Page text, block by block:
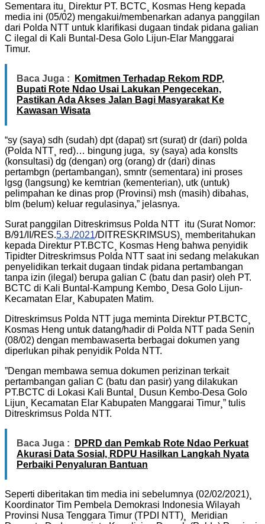
Sementara itu¸ Direktur PT. BCTC¸ Kosmas Heng kepada
media ini (05/02) mengakui/membenarkan adanya panggilan
dari Polda NTT untuk klarifikasi dugaan tindak pidana galian
C ilegal di Kali Buntal-Desa Golo Lijun-Elar Manggarai
Timur.
Baca Juga :
Komitmen Terhadap Rekom RDP,
Bupati Rote Ndao Usai Lakukan Pengecekan,
Pastikan Ada Akses Jalan Bagi Masyarakat Ke
Kawasan Wisata
“sy (saya) sdh (sudah) dpt (dapat) srt (surat) dr (dari) polda
(Polda NTT¸ red)… bingung juga, sy (saya) ada konslts
(konsultasi) dg (dengan) org (orang) dr (dari) dinas
pertambgn (pertambangan), smntr (sementara) ini proses
lgsg (langsung) ke kemtrian (kementerian), utk (untuk)
pelimpahan ke dinas prop (Provinsi) msh (masih) dibahas,
blm (belum) keluar regulasinya,” jelasnya.
Surat panggilan Ditreskrimsus Polda NTT itu (Surat Nomor:
B/91/II/RES.5.3./2021/DITRESKRIMSUS)¸ memberitahukan
kepada Direktur PT.BCTC¸ Kosmas Heng bahwa penyidik
Tipidter Ditreskrimsus Polda NTT saat ini sedang melakukan
penyelidikan terkait dugaan tindak pidana pertambangan
tanpa izin (ilegal) berupa galian C (batu dan pasir) oleh PT.
BCTC di Kali Buntal-Kampung Kembo¸ Desa Golo Lijun-
Kecamatan Elar¸ Kabupaten Matim.
Ditreskrimsus Polda NTT juga meminta Direktur PT.BCTC¸
Kosmas Heng untuk datang/hadir di Polda NTT pada Senin
(08/02) dengan membawaserta berbagai dokumen yang
diperlukan pihak penyidik Polda NTT.
”Dengan membawa semua dokumen perizinan terkait
pertambangan galian C (batu dan pasir) yang dilakukan
PT.BCTC di Lokasi Kali Buntal¸ Dusun Kembo-Desa Golo
Lijun¸ Kecamatan Elar Kabupaten Manggarai Timur¸” tulis
Ditreskrimsus Polda NTT.
Baca Juga :
DPRD dan Pemkab Rote Ndao Perkuat
Akurasi Data Sosial, RDPU Hasilkan Langkah Nyata
Perbaiki Penyaluran Bantuan
Seperti diberitakan tim media ini sebelumnya (02/02/2021)¸
Koordinator Tim Pembela Demokrasi Indonesia Wilayah
Provinsi Nusa Tenggara Timur (TPDI NTT)¸ Meridian